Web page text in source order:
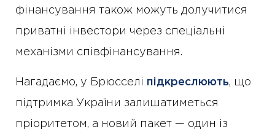
фінансування також можуть долучитися
приватні інвестори через спеціальні
механізми співфінансування.
Нагадаємо, у Брюсселі підкреслюють, що
підтримка України залишатиметься
пріоритетом, а новий пакет — один із